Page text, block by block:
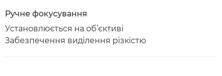
Ручне фокусування
Установлюється на об’єктиві
Забезпечення виділення різкістю